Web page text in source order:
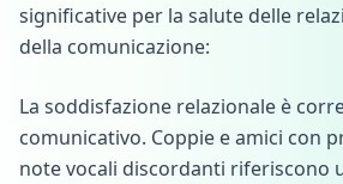
significative per la salute delle
della comunicazione:
La soddisfazione relazionale è
comunicativo. Coppie e amici con
note vocali discordanti riferiscono